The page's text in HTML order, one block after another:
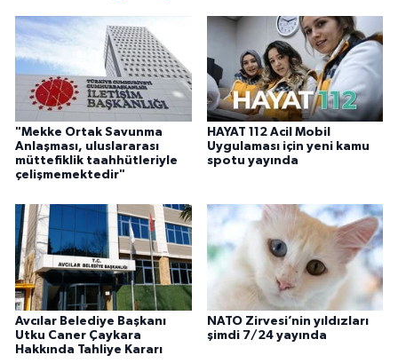
"Mekke Ortak Savunma
Anlaşması, uluslararası
müttefiklik taahhütleriyle
çelişmemektedir"
HAYAT 112 Acil Mobil
Uygulaması için yeni kamu
spotu yayında
Avcılar Belediye Başkanı
Utku Caner Çaykara
Hakkında Tahliye Kararı
NATO Zirvesi’nin yıldızları
şimdi 7/24 yayında